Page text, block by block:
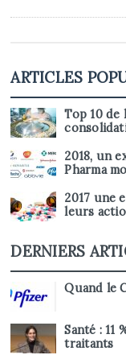
ARTICLES
Top 10 de
2018, un
Pharma
2017 une
leurs
DERNIERS
Quand le
Santé : 11
traitants